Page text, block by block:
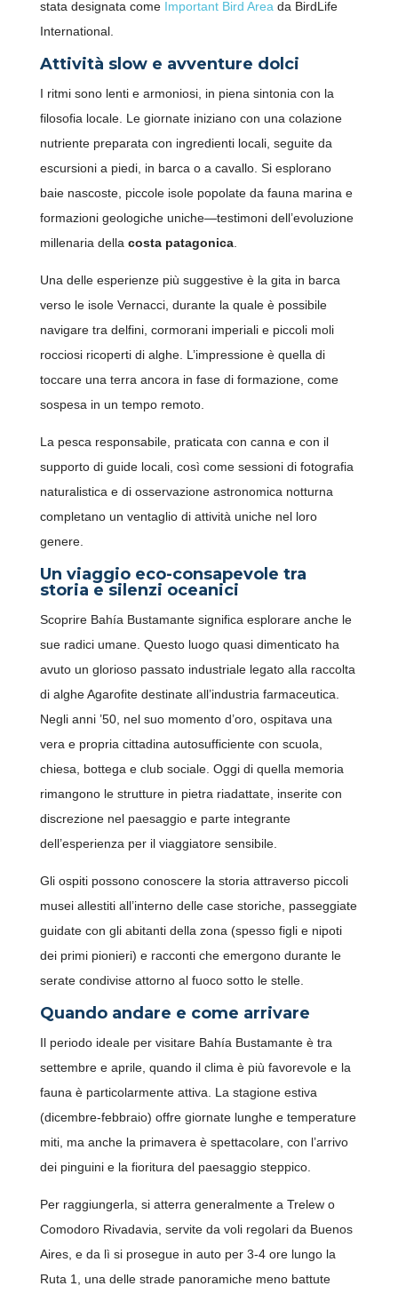
stata designata come Important Bird Areada BirdLife
International.
Attività slow e avventure dolci
I ritmi sono lenti e armoniosi, in piena sintonia con la
filosofia locale. Le giornate iniziano con una colazione
nutriente preparata con ingredienti locali, seguite da
escursioni a piedi, in barca o a cavallo. Si esplorano
baie nascoste, piccole isole popolate da fauna marina e
formazioni geologiche uniche—testimoni dell’evoluzione
millenaria della costa patagonica.
Una delle esperienze più suggestive è la gita in barca
verso le isole Vernacci, durante la quale è possibile
navigare tra delfini, cormorani imperiali e piccoli moli
rocciosi ricoperti di alghe. L’impressione è quella di
toccare una terra ancora in fase di formazione, come
sospesa in un tempo remoto.
La pesca responsabile, praticata con canna e con il
supporto di guide locali, così come sessioni di fotografia
naturalistica e di osservazione astronomica notturna
completano un ventaglio di attività uniche nel loro
genere.
Un viaggio eco-consapevole tra
storia e silenzi oceanici
Scoprire Bahía Bustamante significa esplorare anche le
sue radici umane. Questo luogo quasi dimenticato ha
avuto un glorioso passato industriale legato alla raccolta
di alghe Agarofite destinate all’industria farmaceutica.
Negli anni ’50, nel suo momento d’oro, ospitava una
vera e propria cittadina autosufficiente con scuola,
chiesa, bottega e club sociale. Oggi di quella memoria
rimangono le strutture in pietra riadattate, inserite con
discrezione nel paesaggio e parte integrante
dell’esperienza per il viaggiatore sensibile.
Gli ospiti possono conoscere la storia attraverso piccoli
musei allestiti all’interno delle case storiche, passeggiate
guidate con gli abitanti della zona (spesso figli e nipoti
dei primi pionieri) e racconti che emergono durante le
serate condivise attorno al fuoco sotto le stelle.
Quando andare e come arrivare
Il periodo ideale per visitare Bahía Bustamante è tra
settembre e aprile, quando il clima è più favorevole e la
fauna è particolarmente attiva. La stagione estiva
(dicembre-febbraio) offre giornate lunghe e temperature
miti, ma anche la primavera è spettacolare, con l’arrivo
dei pinguini e la fioritura del paesaggio steppico.
Per raggiungerla, si atterra generalmente a Trelew o
Comodoro Rivadavia, servite da voli regolari da Buenos
Aires, e da lì si prosegue in auto per 3-4 ore lungo la
Ruta 1, una delle strade panoramiche meno battute
SCARICA LA NUOVA APP
OFFRIVIAGGI